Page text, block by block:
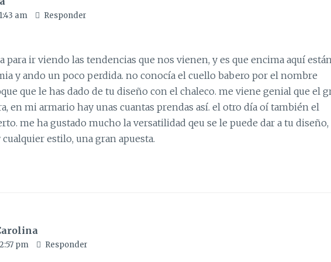
am Responder
ir viendo las tendencias que nos vienen, y es que encima aquí están
y ando un poco perdida. no conocía el cuello babero por el nombre
que le has dado de tu diseño con el chaleco. me viene genial que el
en mi armario hay unas cuantas prendas así. el otro día oí también el
me ha gustado mucho la versatilidad qeu se le puede dar a tu diseño,
estilo, una gran apuesta.
pm Responder